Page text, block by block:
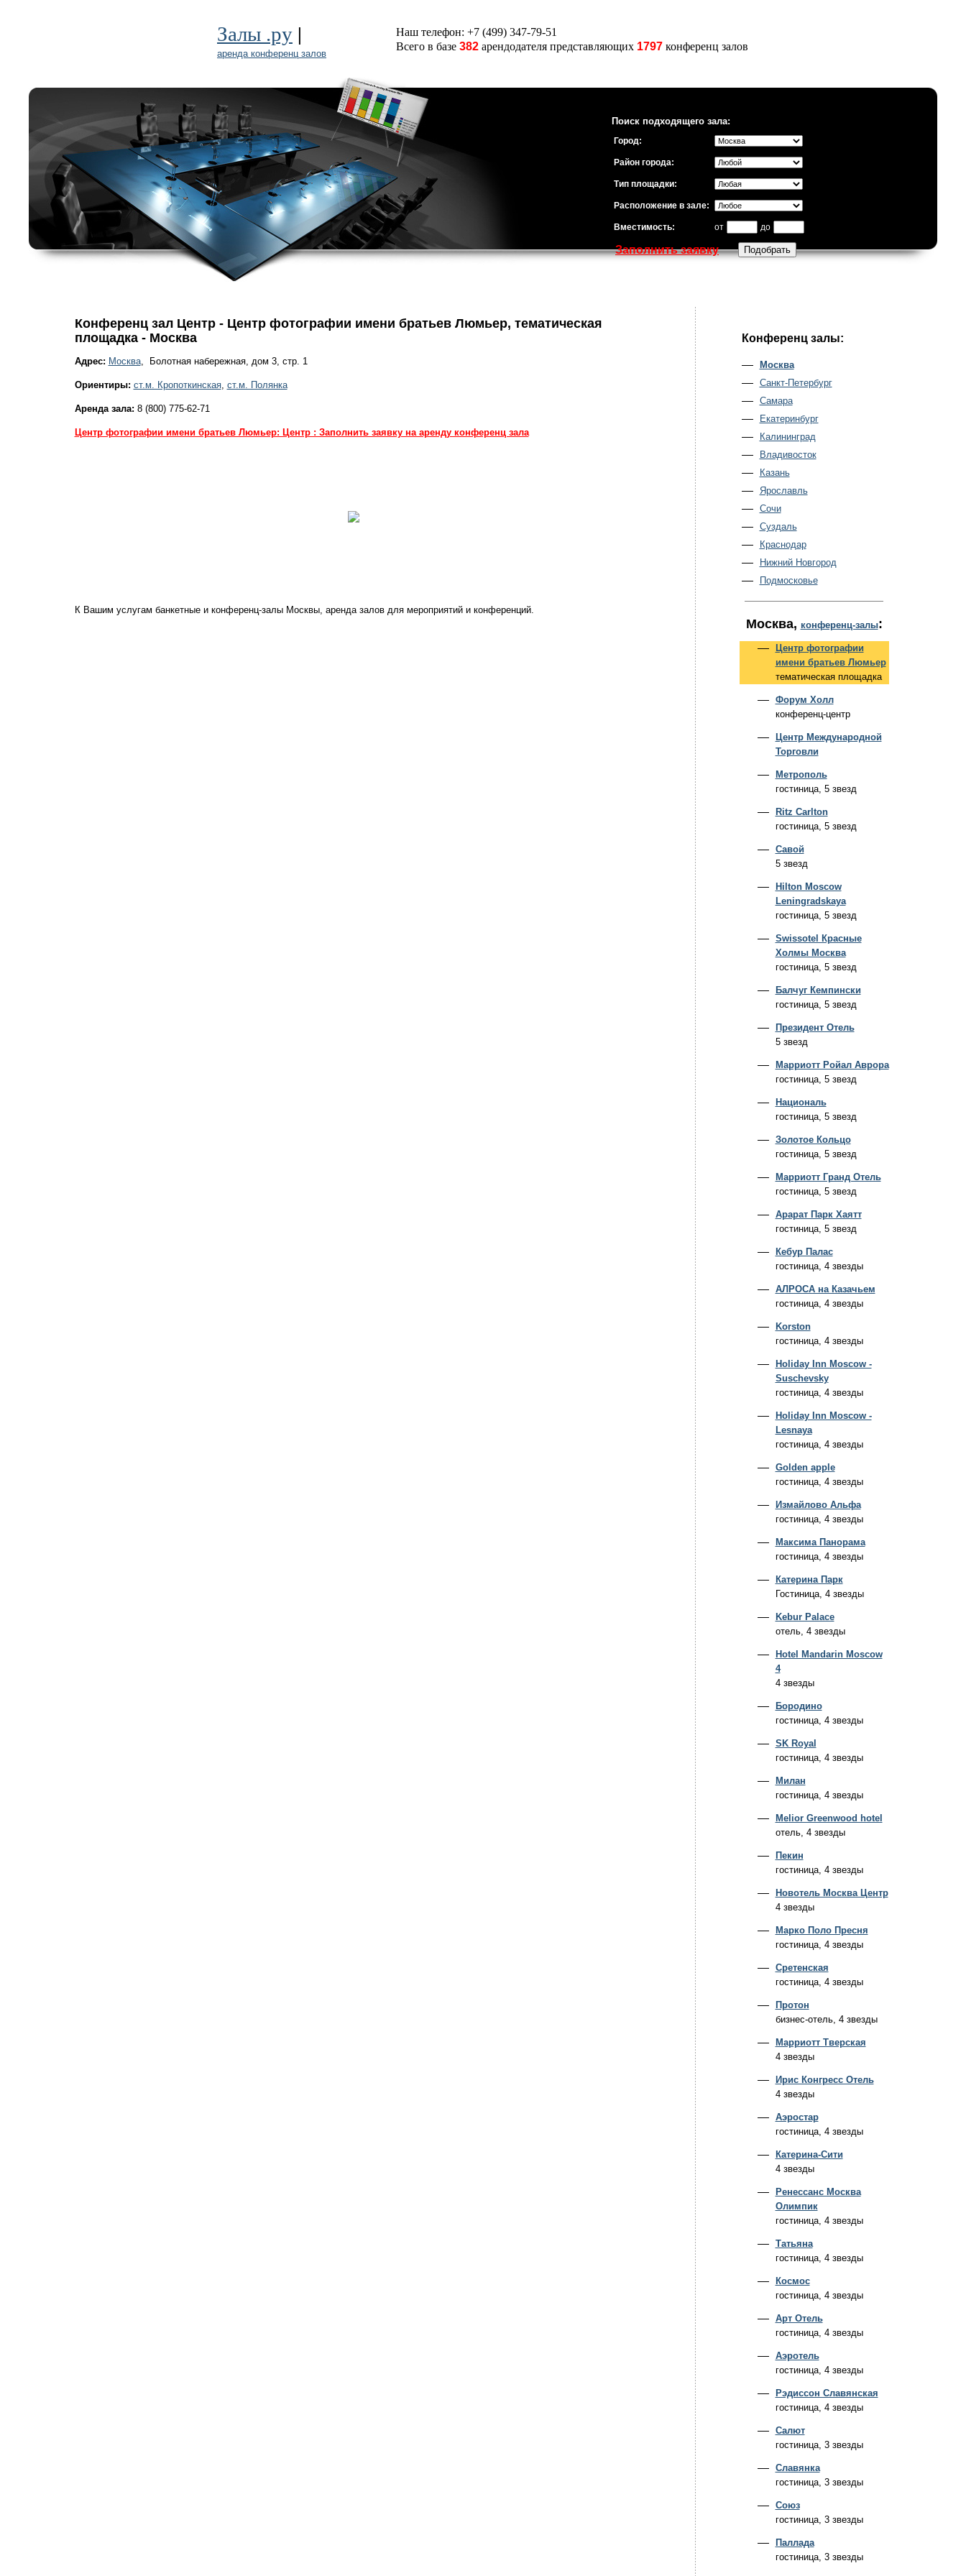
Залы .ру |
аренда конференц залов
Наш телефон: +7 (499) 347-79-51
Всего в базе 382 арендодателя представляющих 1797 конференц залов
Поиск подходящего зала:
Город:
Район города:
Тип площадки:
Расположение в зале:
Вместимость: от до
Заполнить заявку
Конференц зал Центр - Центр фотографии имени братьев Люмьер, тематическая
площадка - Москва
Адрес: Москва, Болотная набережная, дом 3, стр. 1
Ориентиры: ст.м. Кропоткинская, ст.м. Полянка
Аренда зала: 8 (800) 775-62-71
Центр фотографии имени братьев Люмьер: Центр : Заполнить заявку на аренду конференц зала
К Вашим услугам банкетные и конференц-залы Москвы, аренда залов для мероприятий и конференций.
Конференц залы:
Москва
Санкт-Петербург
Самара
Екатеринбург
Калининград
Владивосток
Казань
Ярославль
Сочи
Суздаль
Краснодар
Нижний Новгород
Подмосковье
Москва, конференц-залы:
Центр фотографии
имени братьев Люмьер
тематическая площадка
Форум Холл
конференц-центр
Центр Международной
Торговли
Метрополь
гостиница, 5 звезд
Ritz Carlton
гостиница, 5 звезд
Савой
5 звезд
Hilton Moscow
Leningradskaya
гостиница, 5 звезд
Swissotel Красные
Холмы Москва
гостиница, 5 звезд
Балчуг Кемпински
гостиница, 5 звезд
Президент Отель
5 звезд
Марриотт Ройал Аврора
гостиница, 5 звезд
Националь
гостиница, 5 звезд
Золотое Кольцо
гостиница, 5 звезд
Марриотт Гранд Отель
гостиница, 5 звезд
Арарат Парк Хаятт
гостиница, 5 звезд
Кебур Палас
гостиница, 4 звезды
АЛРОСА на Казачьем
гостиница, 4 звезды
Korston
гостиница, 4 звезды
Holiday Inn Moscow -
Suschevsky
гостиница, 4 звезды
Holiday Inn Moscow -
Lesnaya
гостиница, 4 звезды
Golden apple
гостиница, 4 звезды
Измайлово Альфа
гостиница, 4 звезды
Максима Панорама
гостиница, 4 звезды
Катерина Парк
Гостиница, 4 звезды
Kebur Palace
отель, 4 звезды
Hotel Mandarin Moscow
4
4 звезды
Бородино
гостиница, 4 звезды
SK Royal
гостиница, 4 звезды
Милан
гостиница, 4 звезды
Melior Greenwood hotel
отель, 4 звезды
Пекин
гостиница, 4 звезды
Новотель Москва Центр
4 звезды
Марко Поло Пресня
гостиница, 4 звезды
Сретенская
гостиница, 4 звезды
Протон
бизнес-отель, 4 звезды
Марриотт Тверская
4 звезды
Ирис Конгресс Отель
4 звезды
Аэростар
гостиница, 4 звезды
Катерина-Сити
4 звезды
Ренессанс Москва
Олимпик
гостиница, 4 звезды
Татьяна
гостиница, 4 звезды
Космос
гостиница, 4 звезды
Арт Отель
гостиница, 4 звезды
Аэротель
гостиница, 4 звезды
Рэдиссон Славянская
гостиница, 4 звезды
Салют
гостиница, 3 звезды
Славянка
гостиница, 3 звезды
Союз
гостиница, 3 звезды
Паллада
гостиница, 3 звезды